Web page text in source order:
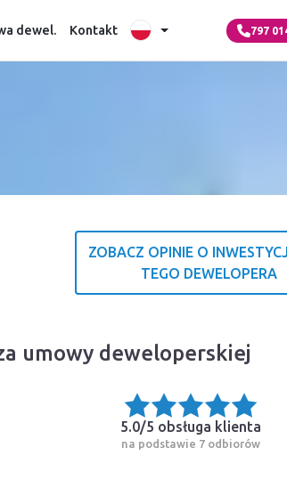
dewel. Kontakt 797
ZOBACZ OPINIE O
TEGO DEWELOPERA
o źródle ocen
umowy deweloperskiej
5.0/5 obsługa klienta
na podstawie 7 odbiorów